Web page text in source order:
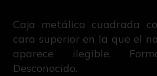
Caja metálica cuadrada
cara superior en la que el
aparece ilegible.
Desconocido.